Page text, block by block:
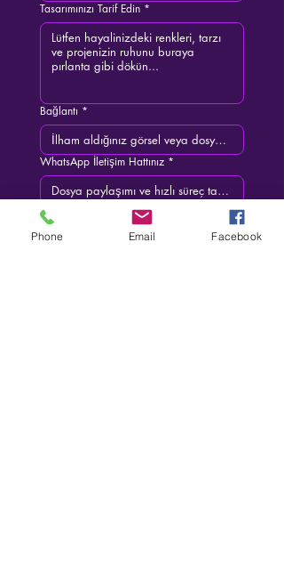
Tasarımınızı Tarif Edin *
Bağlantı *
WhatsApp İletişim Hattınız *
Projeyi Başlat
Phone Email Facebook